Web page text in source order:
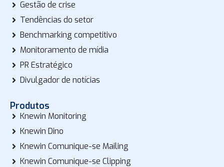
Gestão de crise
Tendências do setor
Benchmarking competitivo
Monitoramento de mídia
PR Estratégico
Divulgador de notícias
Produtos
Knewin Monitoring
Knewin Dino
Knewin Comunique-se Mailing
Knewin Comunique-se Clipping